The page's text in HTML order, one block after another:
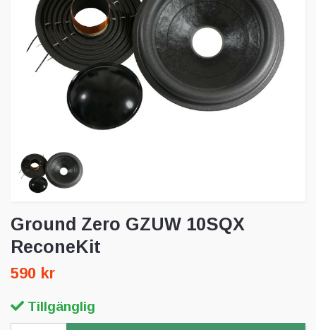
Ground Zero GZUW 10SQX
ReconeKit
590 kr
Tillgänglig